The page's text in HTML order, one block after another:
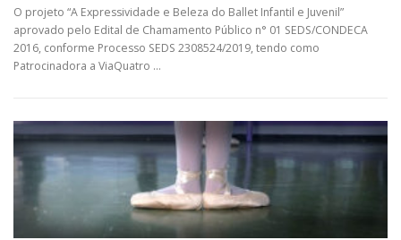
O projeto “A Expressividade e Beleza do Ballet Infantil e Juvenil”
aprovado pelo Edital de Chamamento Público n° 01 SEDS/CONDECA
2016, conforme Processo SEDS 2308524/2019, tendo como
Patrocinadora a ViaQuatro …